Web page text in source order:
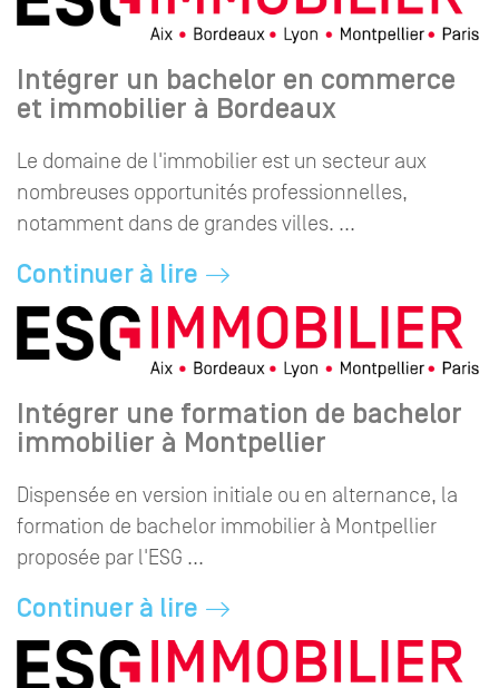
Intégrer un bachelor en commerce
et immobilier à Bordeaux
Le domaine de l'immobilier est un secteur aux
nombreuses opportunités professionnelles,
notamment dans de grandes villes. ...
Continuer à lire
Intégrer une formation de bachelor
immobilier à Montpellier
Dispensée en version initiale ou en alternance, la
formation de bachelor immobilier à Montpellier
proposée par l'ESG ...
Continuer à lire